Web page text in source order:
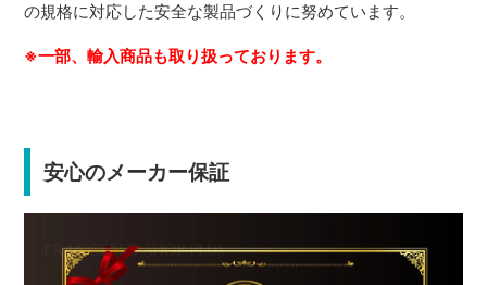
の規格に対応した安全な製品づくりに努めています。
※一部、輸入商品も取り扱っております。
安心のメーカー保証